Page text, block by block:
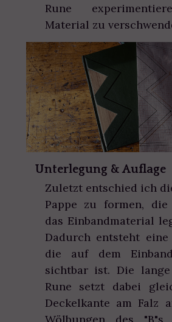
Rune
Material zu
Unterlegung & Auflage
Zuletzt entschied ich
Pappe zu formen,
das Einbandmaterial
Dadurch entsteht eine
die auf dem
sichtbar ist. Die
Rune setzt dabei
Deckelkante am Falz